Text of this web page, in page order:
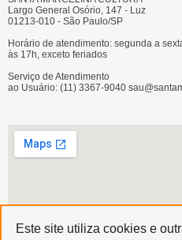
Largo General Osório, 147 - Luz
01213-010 - São Paulo/SP
Horário de atendimento: segunda a
às 17h, exceto feriados
Serviço de Atendimento
ao Usuário: (11) 3367-9040
Este site utiliza cookies e